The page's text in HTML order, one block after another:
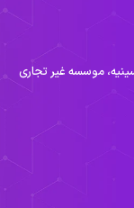
موسسه غیر تجاری